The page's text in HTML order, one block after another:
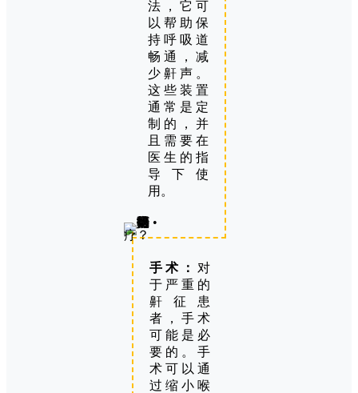
法，它可
以帮助保
持呼吸道
畅通，减
少鼾声。
这些装置
通常是定
制的，并
且需要在
医生的指
导下使
用。
手术： 对
于严重的
鼾征患
者，手术
可能是必
要的。手
术可以通
过缩小喉